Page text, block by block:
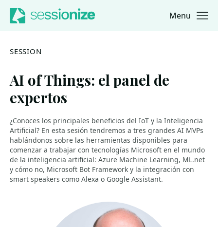
Jump to navigation
Jump to content Menu
SESSION
AI of Things: el panel de
expertos
¿Conoces los principales beneficios del IoT y la Inteligencia
Artificial? En esta sesión tendremos a tres grandes AI MVPs
hablándonos sobre las herramientas disponibles para
comenzar a trabajar con tecnologías Microsoft en el mundo
de la inteligencia artificial: Azure Machine Learning, ML.net
y cómo no, Microsoft Bot Framework y la integración con
smart speakers como Alexa o Google Assistant.